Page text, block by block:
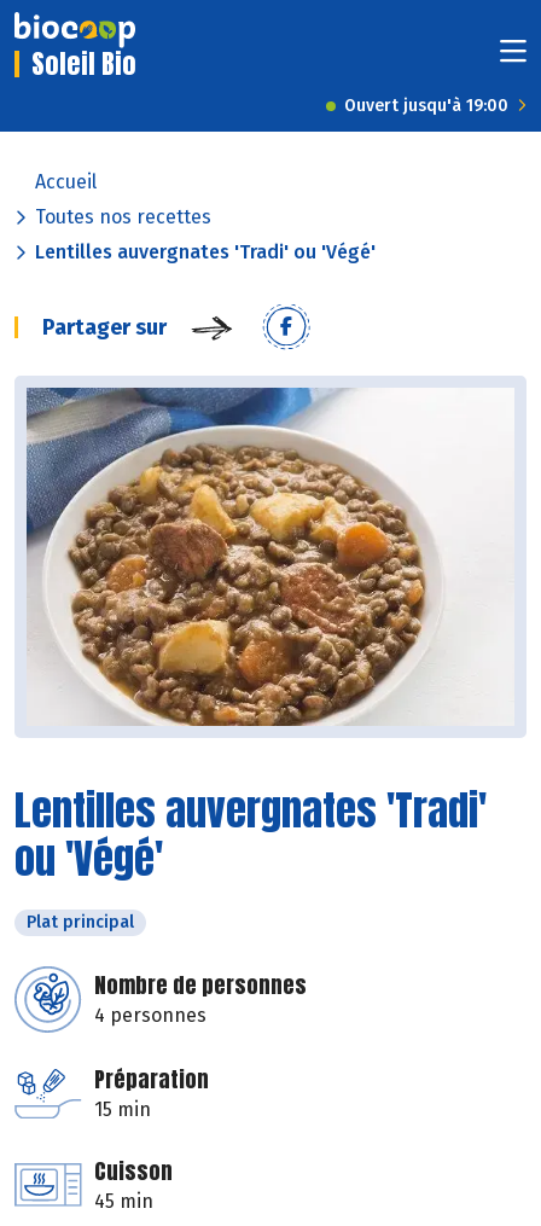
Soleil Bio
Ouvert jusqu'à 19:00
Accueil
Toutes nos recettes
Lentilles auvergnates 'Tradi' ou 'Végé'
Partager sur
Lentilles auvergnates 'Tradi'
ou 'Végé'
Plat principal
Nombre de personnes
4 personnes
Préparation
15 min
Cuisson
45 min